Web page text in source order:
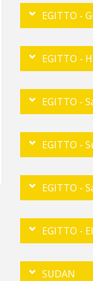
EGITTO -
EGITTO -
EGITTO -
EGITTO -
EGITTO -
EGITTO -
SUDAN